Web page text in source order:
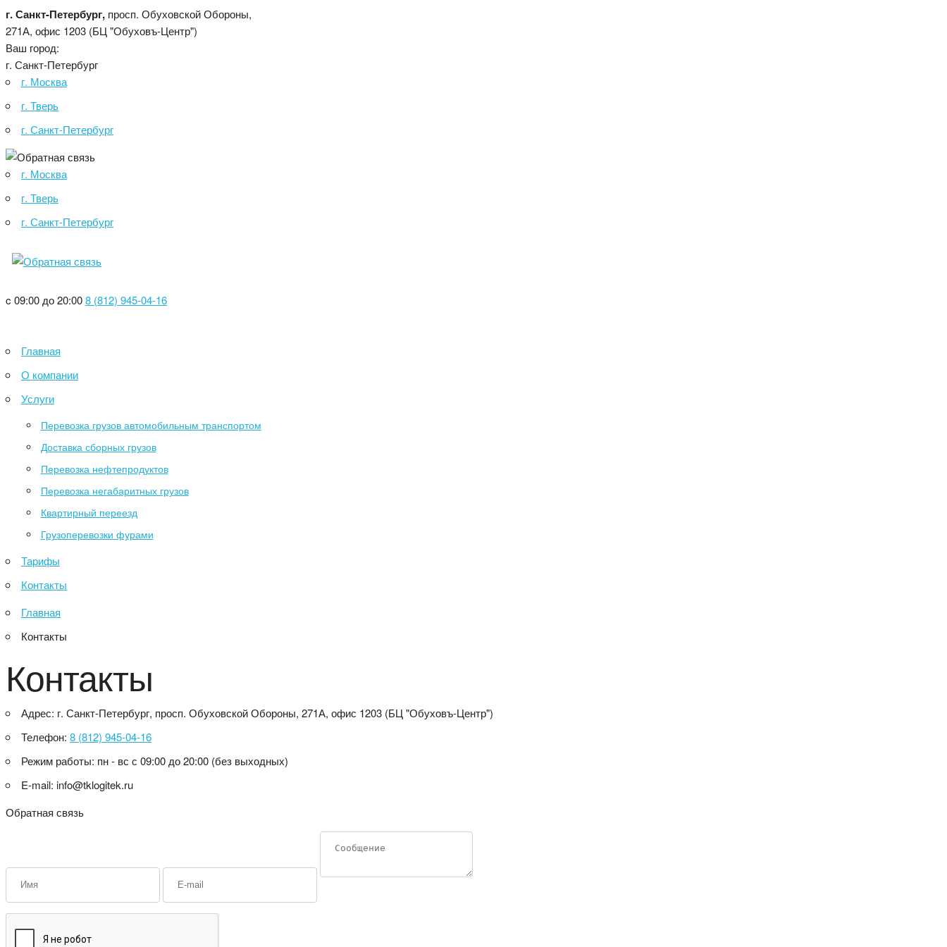
г. Санкт-Петербург, просп. Обуховской Обороны,
271А, офис 1203 (БЦ "Обуховъ-Центр")
Ваш город:
г. Санкт-Петербург
г. Москва
г. Тверь
г. Санкт-Петербург
г. Москва
г. Тверь
г. Санкт-Петербург
c 09:00 до 20:008 (812) 945-04-16
Главная
О компании
Услуги
Перевозка грузов автомобильным транспортом
Доставка сборных грузов
Перевозка нефтепродуктов
Перевозка негабаритных грузов
Квартирный переезд
Грузоперевозки фурами
Тарифы
Контакты
Главная
Контакты
Контакты
Адрес: г. Санкт-Петербург, просп. Обуховской Обороны, 271А, офис 1203 (БЦ "Обуховъ-Центр")
Телефон: 8 (812) 945-04-16
Режим работы: пн - вс с 09:00 до 20:00 (без выходных)
E-mail: info@tklogitek.ru
Обратная связь